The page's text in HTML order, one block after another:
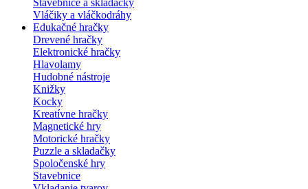
Stavebnice a skladačky
Vláčiky a vláčkodráhy
Edukačné hračky
Drevené hračky
Elektronické hračky
Hlavolamy
Hudobné nástroje
Knižky
Kocky
Kreatívne hračky
Magnetické hry
Motorické hračky
Puzzle a skladačky
Spoločenské hry
Stavebnice